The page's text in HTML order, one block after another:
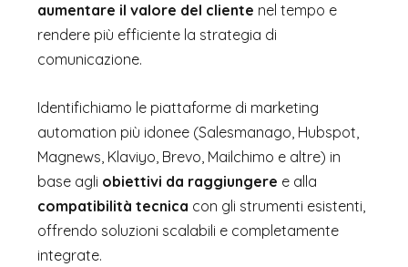
aumentare il valore del cliente nel tempo e
rendere più efficiente la strategia di
comunicazione.
Identifichiamo le piattaforme di marketing
automation più idonee (Salesmanago, Hubspot,
Magnews, Klaviyo, Brevo, Mailchimo e altre) in
base agli obiettivi da raggiungere e alla
compatibilità tecnica con gli strumenti esistenti,
offrendo soluzioni scalabili e completamente
integrate.